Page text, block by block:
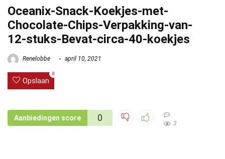
Oceanix-Snack-Koekjes-met-
Chocolate-Chips-Verpakking-van-
12-stuks-Bevat-circa-40-koekjes
Renelobbe april 10, 2021
Opslaan
0
Aanbiedingen score 0
3